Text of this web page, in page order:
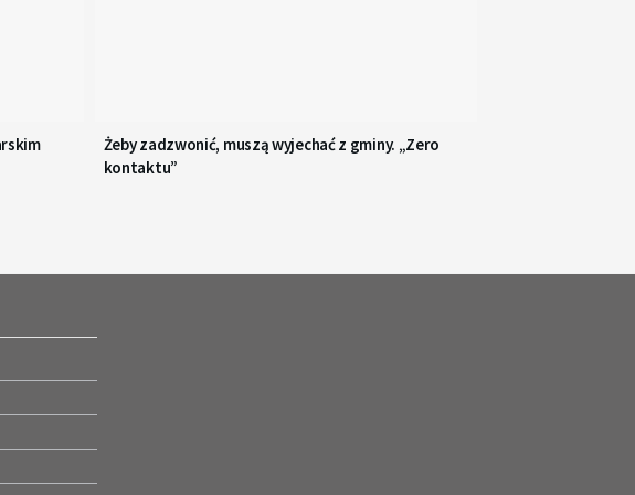
Żeby zadzwonić, muszą wyjechać z gminy. „Zero
kontaktu”